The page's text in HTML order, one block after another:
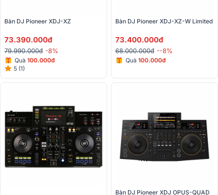
73.390.000đ
79.990.000đ -8%
Quà 100.000đ
5 (1)
Bàn DJ Pioneer XDJ-XZ-W Limited
73.400.000đ
68.000.000đ --8%
Quà 100.000đ
Bàn DJ Pioneer XDJ OPUS-QUAD